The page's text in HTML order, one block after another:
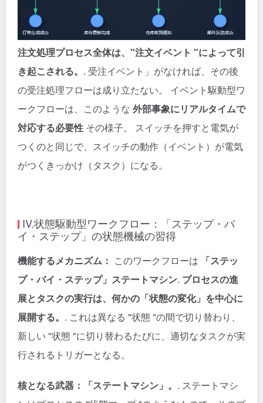
注文処理プロセス全体は、"注文イベント "によって引
き起こされる。 . 受注イベント」がなければ、その後
の受注処理フローは成り立たない。 イベント駆動型ワ
ークフローは、このような 外部事象にリアルタイムで
対応する必要性 その様子。 スイッチを押すと電気が
つくのと同じで、スイッチの動作（イベント）が電気
がつくきっかけ（タスク）になる。
IV.状態駆動型ワークフロー：「ステップ・バ
イ・ステップ」の状態機械の習得
機能するメカニズム： このワークフローは
「ステッ
プ・バイ・ステップ」ステートマシン. プロセスの進
展とタスクの実行は、何かの「状態の変化」を中心に
展開する。 . これは異なる "状態 "の間で切り替わり、
新しい "状態 "に切り替わるたびに、適切なタスクが実
行されるトリガーとなる。
核となる武器：「ステートマシン」。 . ステートマシ